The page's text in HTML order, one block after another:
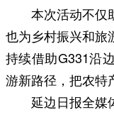
本次活动不仅
也为乡村振兴和旅
持续借助G331沿
游新路径，把农特
延边日报全媒